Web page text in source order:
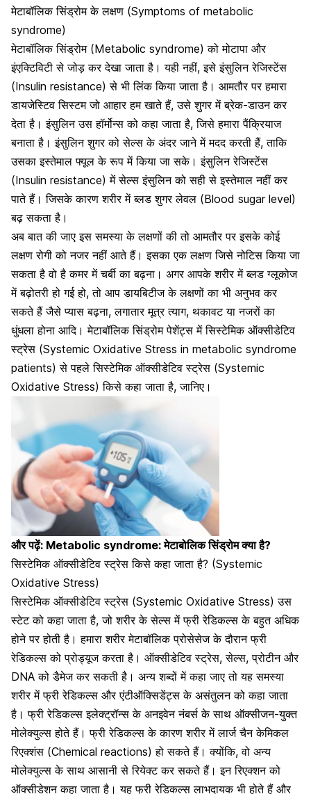
मेटाबॉलिक सिंड्रोम के लक्षण (Symptoms of metabolic
syndrome)
मेटाबॉलिक सिंड्रोम (Metabolic syndrome) को मोटापा और
इंएक्टिविटी से जोड़ कर देखा जाता है। यही नहीं, इसेइंसुलिन रेजिस्टेंस
(Insulin resistance) से भी लिंक किया जाता है। आमतौर पर हमारा
डायजेस्टिव सिस्टम जो आहार हम खाते हैं, उसे शुगर में ब्रेक-डाउन कर
देता है। इंसुलिन उस हॉर्मोन्स को कहा जाता है, जिसे हमारा पैंक्रियाज
बनाता है। इंसुलिन शुगर को सेल्स के अंदर जाने में मदद करती हैं, ताकि
उसका इस्तेमाल फ्यूल के रूप में किया जा सके। इंसुलिन रेजिस्टेंस
(Insulin resistance) में सेल्स इंसुलिन को सही से इस्तेमाल नहीं कर
पाते हैं। जिसके कारण शरीर मेंब्लड शुगर लेवल (Blood sugar level)
बढ़ सकता है ।
अब बात की जाए इस समस्या के लक्षणों की तो आमतौर पर इसके कोई
लक्षण रोगी को नजर नहीं आते हैं। इसका एक लक्षण जिसे नोटिस किया जा
सकता है वो है कमर में चर्बी का बढ़ना। अगर आपके शरीर मेंब्लड ग्लूकोज
में बढ़ोतरी हो गई हो, तो आप डायबिटीज के लक्षणों का भी अनुभव कर
सकते हैं जैसे प्यास बढ़ना, लगातार मूत्र त्याग, थकावट या नजरों का
धुंधला होना आदि। मेटाबॉलिक सिंड्रोम पेशेंट्स में सिस्टेमिक ऑक्सीडेटिव
स्ट्रेस (Systemic Oxidative Stress in metabolic syndrome
patients) से पहले सिस्टेमिक ऑक्सीडेटिव स्ट्रेस (Systemic
Oxidative Stress) किसे कहा जाता है, जानिए।
और पढ़ें: Metabolic syndrome: मेटाबोलिक सिंड्रोम क्या है?
सिस्टेमिक ऑक्सीडेटिव स्ट्रेस किसे कहा जाता है? (Systemic
Oxidative Stress)
सिस्टेमिक ऑक्सीडेटिव स्ट्रेस (Systemic Oxidative Stress) उस
स्टेट को कहा जाता है, जो शरीर के सेल्स में फ्री रेडिकल्स के बहुत अधिक
होने पर होती है। हमारा शरीर मेटाबॉलिक प्रोसेसेज के दौरान फ्री
रेडिकल्स को प्रोड्यूज करता है। ऑक्सीडेटिव स्ट्रेस, सेल्स,प्रोटीन और
DNA को डैमेजकर सकती है। अन्य शब्दों में कहा जाए तो यह समस्या
शरीर में फ्री रेडिकल्स और एंटीऑक्सिडेंट्स के असंतुलन को कहा जाता
है। फ्री रेडिकल्स इलेक्ट्रॉन्स के अनइवेन नंबर्स के साथ ऑक्सीजन-युक्त
मोलेक्युल्स होते हैं। फ्री रेडिकल्स के कारण शरीर में लार्ज चैन केमिकल
रिएक्शंस (Chemical reactions) हो सकते हैं। क्योंकि, वो अन्य
मोलेक्युल्स के साथ आसानी से रियेक्ट कर सकते हैं। इन रिएक्शन को
ऑक्सीडेशन कहा जाता है। यह फ्री रेडिकल्स लाभदायक भी होते हैं और